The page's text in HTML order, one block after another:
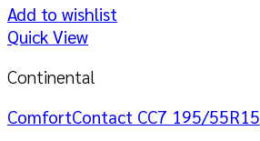
Add to wishlist
Quick View
Continental
ComfortContact CC7 195/55R15